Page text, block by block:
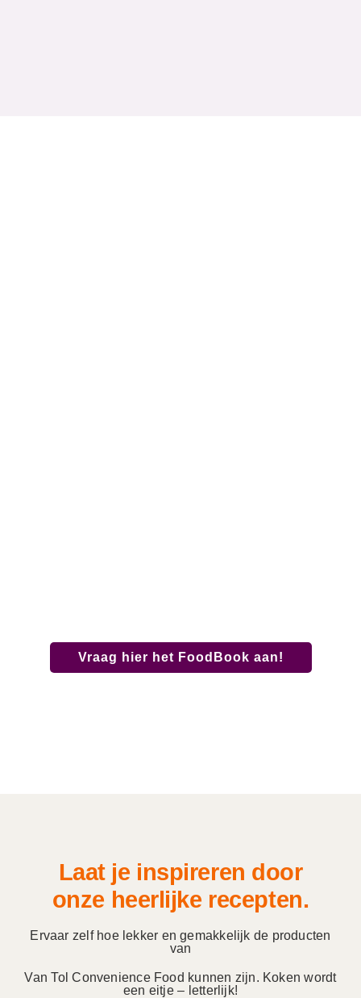
Vraag hier het FoodBook aan!
Laat je inspireren door
onze heerlijke recepten.
Ervaar zelf hoe lekker en gemakkelijk de producten
van
Van Tol Convenience Food kunnen zijn. Koken wordt
een eitje – letterlijk!